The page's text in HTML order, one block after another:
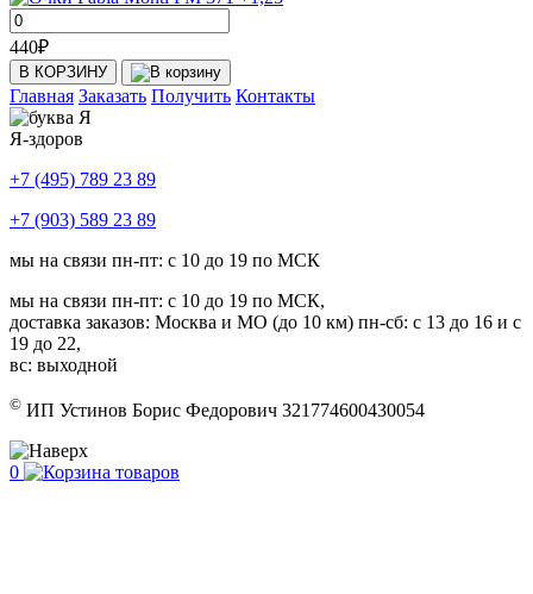
440₽
В КОРЗИНУ
Главная Заказать Получить Контакты
Я-здоров
+7 (495) 789 23 89
+7 (903) 589 23 89
мы на связи пн-пт: с 10 до 19 по МСК
мы на связи пн-пт: с 10 до 19 по МСК,
доставка заказов: Москва и МО (до 10 км) пн-сб: с 13 до 16 и с
19 до 22,
вс: выходной
© ИП Устинов Борис Федорович 321774600430054
0